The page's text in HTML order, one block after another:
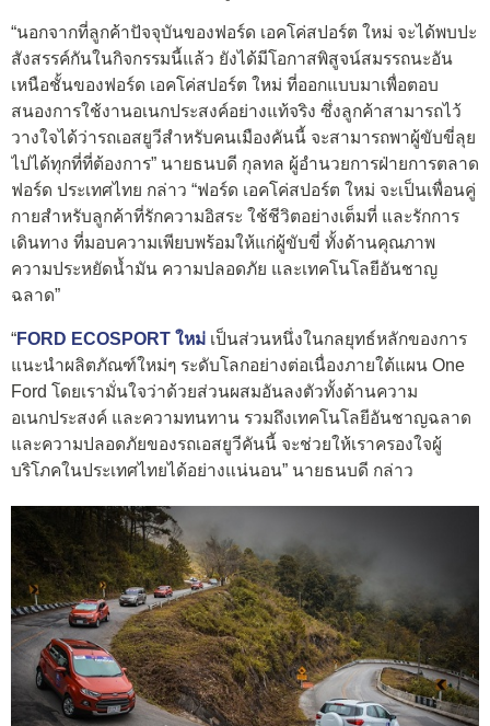
“นอกจากที่ลูกค้าปัจจุบันของฟอร์ด เอคโค่สปอร์ต ใหม่ จะได้พบปะ
สังสรรค์กันในกิจกรรมนี้แล้ว ยังได้มีโอกาสพิสูจน์สมรรถนะอัน
เหนือชั้นของฟอร์ด เอคโค่สปอร์ต ใหม่ ที่ออกแบบมาเพื่อตอบ
สนองการใช้งานอเนกประสงค์อย่างแท้จริง ซึ่งลูกค้าสามารถไว้
วางใจได้ว่ารถเอสยูวีสำหรับคนเมืองคันนี้ จะสามารถพาผู้ขับขี่ลุย
ไปได้ทุกที่ที่ต้องการ” นายธนบดี กุลทล ผู้อำนวยการฝ่ายการตลาด
ฟอร์ด ประเทศไทย กล่าว “ฟอร์ด เอคโค่สปอร์ต ใหม่ จะเป็นเพื่อนคู่
กายสำหรับลูกค้าที่รักความอิสระ ใช้ชีวิตอย่างเต็มที่ และรักการ
เดินทาง ที่มอบความเพียบพร้อมให้แก่ผู้ขับขี่ ทั้งด้านคุณภาพ
ความประหยัดน้ำมัน ความปลอดภัย และเทคโนโลยีอันชาญ
ฉลาด”
“FORD ECOSPORT ใหม่ เป็นส่วนหนึ่งในกลยุทธ์หลักของการ
แนะนำผลิตภัณฑ์ใหม่ๆ ระดับโลกอย่างต่อเนื่องภายใต้แผน One
Ford โดยเรามั่นใจว่าด้วยส่วนผสมอันลงตัวทั้งด้านความ
อเนกประสงค์ และความทนทาน รวมถึงเทคโนโลยีอันชาญฉลาด
และความปลอดภัยของรถเอสยูวีคันนี้ จะช่วยให้เราครองใจผู้
บริโภคในประเทศไทยได้อย่างแน่นอน” นายธนบดี กล่าว